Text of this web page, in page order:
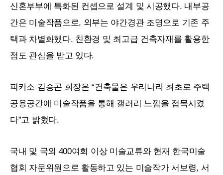
신혼부부에 특화된 컨셉으로 설계 및 시공했다. 내부공
간은 미술작품으로, 외부는 야간경관 조명으로 기존 주
택과 차별화했다. 친환경 및 최고급 건축자재를 활용한
점도 관심을 받고 있다.
피카소 김승곤 회장은 “건축물은 우리나라 최초로 주택
공용공간에 미술작품을 통해 갤러리 느낌을 접목시켰
다”고 밝혔다.
국내 및 국외 400여회 이상 미술교류와 현재 한국미술
협회 자문위원으로 활동하고 있는 미술작가 서보령, 서